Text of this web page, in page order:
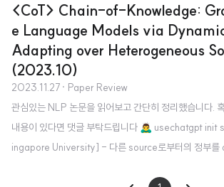
<CoT> Chain-of-Knowledge:
e Language Models via
Adapting over Heterogeneous
(2023.10)
2023.11.27 · Paper Review
관심있는 NLP 논문을 읽어보고 간단히 정리했습니다.
내용이 있다면 댓글 부탁드립니다 🙇‍♂️ usechatgpt
ingapore University] - 다른 source로부터의 정부